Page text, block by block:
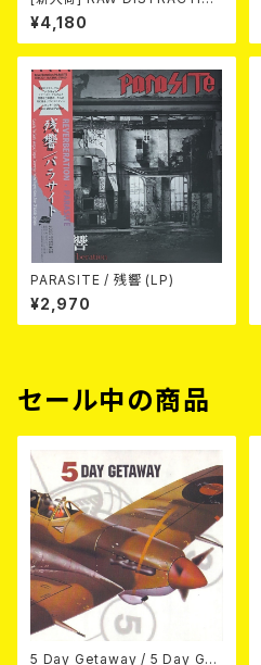
NS / 奇しく燃える (LP)
¥4,180
PARASITE / 残響 (LP)
¥2,970
セール中の商品
5 Day Getaway / 5 Day Get